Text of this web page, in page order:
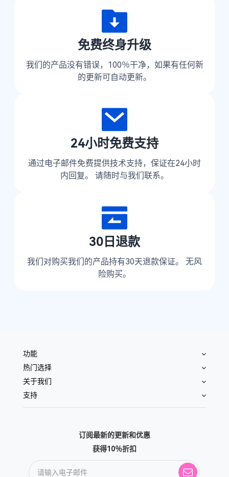
免费终身升级
我们的产品没有错误，100％干净，如果有任何新
的更新可自动更新。
24小时免费支持
通过电子邮件免费提供技术支持，保证在24小时
内回复。 请随时与我们联系。
30日退款
我们对购买我们的产品持有30天退款保证。 无风
险购买。
功能
热门选择
关于我们
支持
订阅最新的更新和优惠
获得10％折扣